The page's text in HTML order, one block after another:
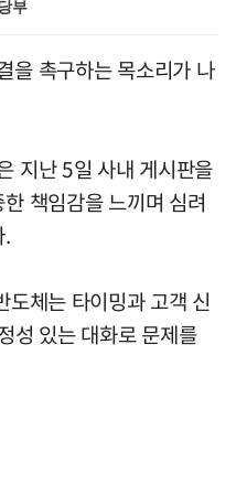
부
을 촉구하는 목소리가 나
지난 5일 사내 게시판을
책임감을 느끼며 심려
.
체는 타이밍과 고객 신
성 있는 대화로 문제를